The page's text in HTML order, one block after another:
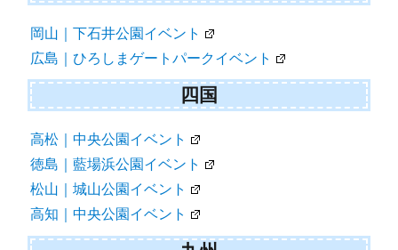
岡山｜下石井公園イベント
広島｜ひろしまゲートパークイベント
四国
高松｜中央公園イベント
徳島｜藍場浜公園イベント
松山｜城山公園イベント
高知｜中央公園イベント